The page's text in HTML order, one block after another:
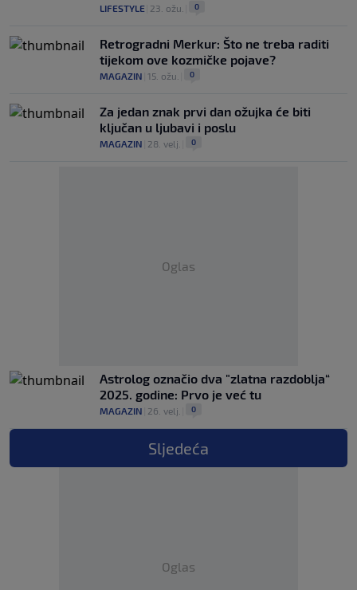
LIFESTYLE 23. ožu. 0
Retrogradni Merkur: Što ne treba raditi
tijekom ove kozmičke pojave?
MAGAZIN 15. ožu. 0
Za jedan znak prvi dan ožujka će biti
ključan u ljubavi i poslu
MAGAZIN 28. velj. 0
Oglas
Astrolog označio dva "zlatna razdoblja“
2025. godine: Prvo je već tu
MAGAZIN 26. velj. 0
Sljedeća
Oglas